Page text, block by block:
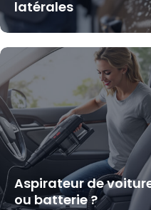
latérales
Aspirateur de
ou batterie ?